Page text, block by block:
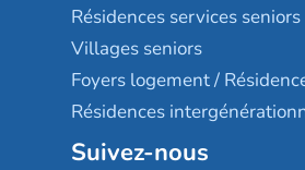
Résidences services seniors
Villages seniors
Foyers logement /
Résidences
Suivez-nous